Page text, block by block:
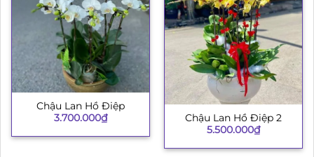
Chậu Lan Hồ Điệp
3.700.000₫
Chậu Lan Hồ Điệp 2
5.500.000₫